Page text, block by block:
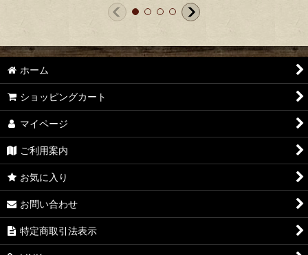
ホーム
ショッピングカート
マイページ
ご利用案内
お気に入り
お問い合わせ
特定商取引法表示